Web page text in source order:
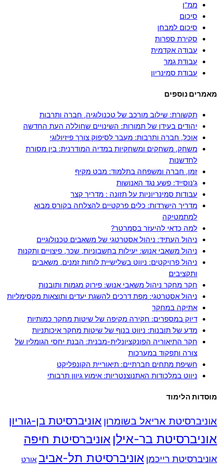
ממ"ן
סיכום
סיכום למבחן
סקירת ספרות
עבודה אקדמית
עבודת גמר
עבודת סמינריון
מאמרים נוספים
תקשורת: שילוב מורכב של טכנולוגיה, חברה ותרבות
יהודים בעידן של תמורות: השינויים שחוללה העת החדשה
אוכל, חברה ותרבות: מעבר לסיפוק צורך פיזיולוגי
משחק, משחקים ומשחקיות במדיה המודרנית: בין מסורת
לחדשנות
זמן, חברה ומשפחה בתלמוד: מבט מקיף
ג'נוסייד: פשע נגד האנושות
עבודות סמינריוניות על תזונה : מדריך קצר
מדריך הישרדות: כלים פרקטיים להצלחה בקורס מבוא
למתמטיקה
למה כדאי להיעזר בסמרטר?
ניהול העתיד: ניהול אסטרטגי של משאבים טכנולוגיים
ניהול משאבי אנוש: יעילות בחשבוניות, שכר, פיצויים ותקנות
ניהול פרויקטים: ניווט בשלישיית לוחות זמנים, משאבים
ותקציבים
חקר מחקר ניהול משאבי אנוש: פירוק מגמות ותובנות
ניהול אסטרטגי: מפת דרכים להשגת יעדים ותוצאות מקסימליות
אתיקה במחקר
דיוק במספרים: חקירה מקיפה של שיטות מחקר כמותיות
מדע של תובנות: ניווט בנוף של שיטות מחקר איכותניות
חקר התיאוריה הפונקציונלית-מבנית: הבנת יחסי הגומלין של
צורה ותפקוד במערכות
חשיפת מתחים חברתיים: תיאוריית הקונפליקט
ניווט במלכודות האתנוצנטריות: אימוץ גיוון תרבותי
מוסדות הלימוד
אוניברסיטת אריאל בשומרון אוניברסיטת בן-גוריון
אוניברסיטת בר-אילן אוניברסיטת חיפה
אוניברסיטת רייכמן אוניברסיטת תל-אביב אורט